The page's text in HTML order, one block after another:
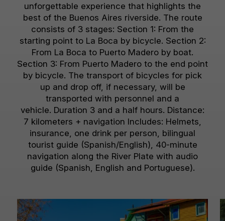
unforgettable experience that highlights the
best of the Buenos Aires riverside. The route
consists of 3 stages: Section 1: From the
starting point to La Boca by bicycle. Section 2:
From La Boca to Puerto Madero by boat.
Section 3: From Puerto Madero to the end point
by bicycle. The transport of bicycles for pick
up and drop off, if necessary, will be
transported with personnel and a
vehicle. Duration 3 and a half hours. Distance:
7 kilometers + navigation Includes: Helmets,
insurance, one drink per person, bilingual
tourist guide (Spanish/English), 40-minute
navigation along the River Plate with audio
guide (Spanish, English and Portuguese).